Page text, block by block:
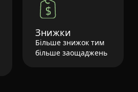
Знижки
Більше знижок тим
більше заощаджень